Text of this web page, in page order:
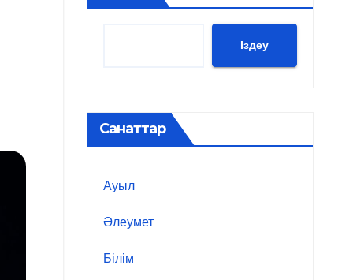
Іздеу
Санаттар
Ауыл
Әлеумет
Білім